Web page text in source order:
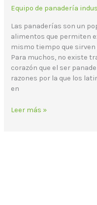
Equipo de panadería
Las panaderías son un
alimentos que permiten
mismo tiempo que sirven
Para muchos, no existe
corazón que el ser
razones por la que los
en
Leer más »